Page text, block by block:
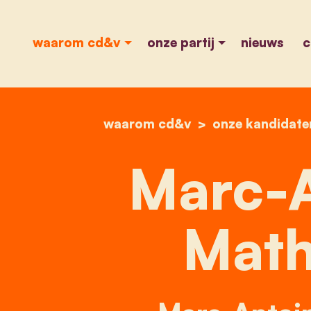
waarom cd&v onze partij nieuws
waarom cd&v onze
Marc-